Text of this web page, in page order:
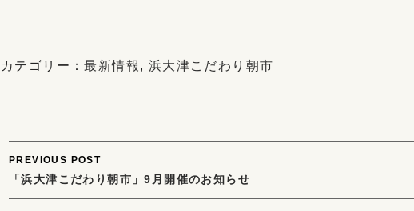
カテゴリー：最新情報 , 浜大津こだわり朝市
Post
navigation
PREVIOUS POST
「浜大津こだわり朝市」9月開催のお知らせ